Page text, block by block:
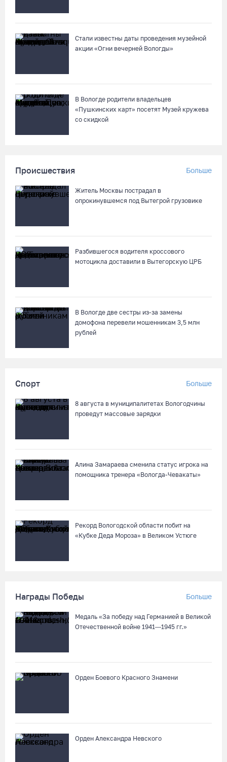
Стали известны даты проведения музейной
акции «Огни вечерней Вологды»
В Вологде родители владельцев
«Пушкинских карт» посетят Музей кружева
со скидкой
Происшествия Больше
Житель Москвы пострадал в
опрокинувшемся под Вытегрой грузовике
Разбившегося водителя кроссового
мотоцикла доставили в Вытегорскую ЦРБ
В Вологде две сестры из-за замены
домофона перевели мошенникам 3,5 млн
рублей
Спорт Больше
8 августа в муниципалитетах Вологодчины
проведут массовые зарядки
Алина Замараева сменила статус игрока на
помощника тренера «Вологда-Чевакаты»
Рекорд Вологодской области побит на
«Кубке Деда Мороза» в Великом Устюге
Награды Победы Больше
Медаль «За победу над Германией в Великой
Отечественной войне 1941—1945 гг.»
Орден Боевого Красного Знамени
Орден Александра Невского